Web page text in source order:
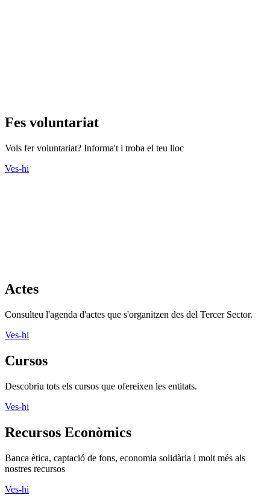
Fes voluntariat
Vols fer voluntariat? Informa't i troba el teu lloc
Ves-hi
Actes
Consulteu l'agenda d'actes que s'organitzen des del Tercer Sector.
Ves-hi
Cursos
Descobriu tots els cursos que ofereixen les entitats.
Ves-hi
Recursos Econòmics
Banca ètica, captació de fons, economia solidària i molt més als
nostres recursos
Ves-hi